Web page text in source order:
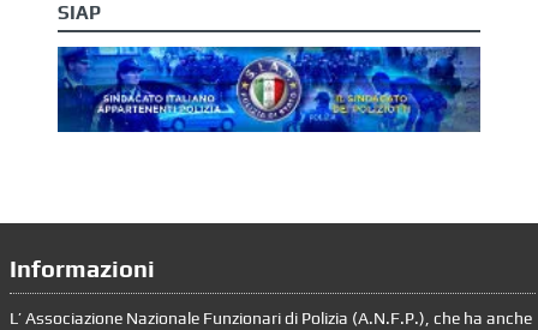
SIAP
Informazioni
L’ Associazione Nazionale Funzionari di Polizia (A.N.F.P.), che ha anche